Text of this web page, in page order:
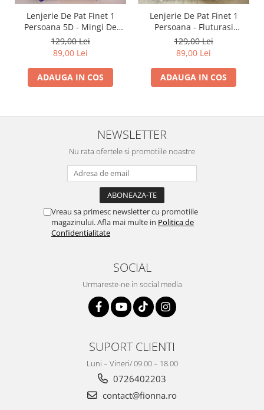
Lenjerie De Pat Finet 1
Persoana 5D - Mingi De
Fotbal In Galaxie
129,00 Lei
89,00 Lei
ADAUGA IN COS
Lenjerie De Pat Finet 1
Persoana - Fluturasi
Multicolori
129,00 Lei
89,00 Lei
ADAUGA IN COS
NEWSLETTER
Nu rata ofertele si promotiile noastre
Vreau sa primesc newsletter cu promotiile
magazinului. Afla mai multe in Politica de
Confidentialitate
SOCIAL
Urmareste-ne in social media
SUPORT CLIENTI
Luni – Vineri/ 09.00 – 18.00
0726402203
contact@fionna.ro